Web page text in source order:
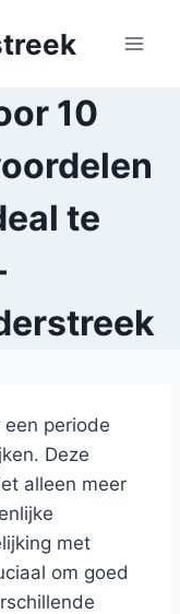
10
te
periode
Deze
alleen meer
met
om goed